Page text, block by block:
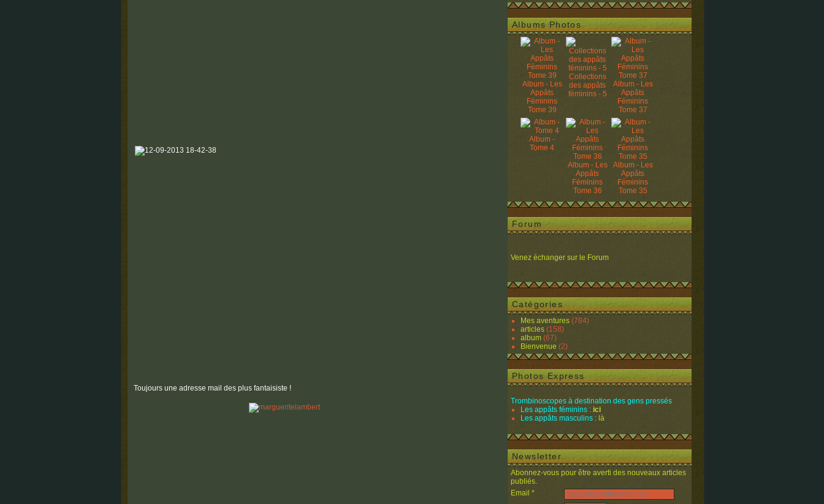
Toujours une adresse mail des plus fantaisiste !
Albums Photos
Album - Les
Appâts
Féminins
Tome 39
Collections
des appâts
féminins - 5
Album - Les
Appâts
Féminins
Tome 37
Album -
Tome 4
Album - Les
Appâts
Féminins
Tome 36
Album - Les
Appâts
Féminins
Tome 35
Forum
Venez échanger sur le Forum
Catégories
Mes aventures (784)
articles (158)
album (67)
Bienvenue (2)
Photos Express
Trombinoscopes à destination des gens pressés
Les appâts féminins : ici
Les appâts masculins : là
Newsletter
Abonnez-vous pour être averti des nouveaux articles
publiés.
Email